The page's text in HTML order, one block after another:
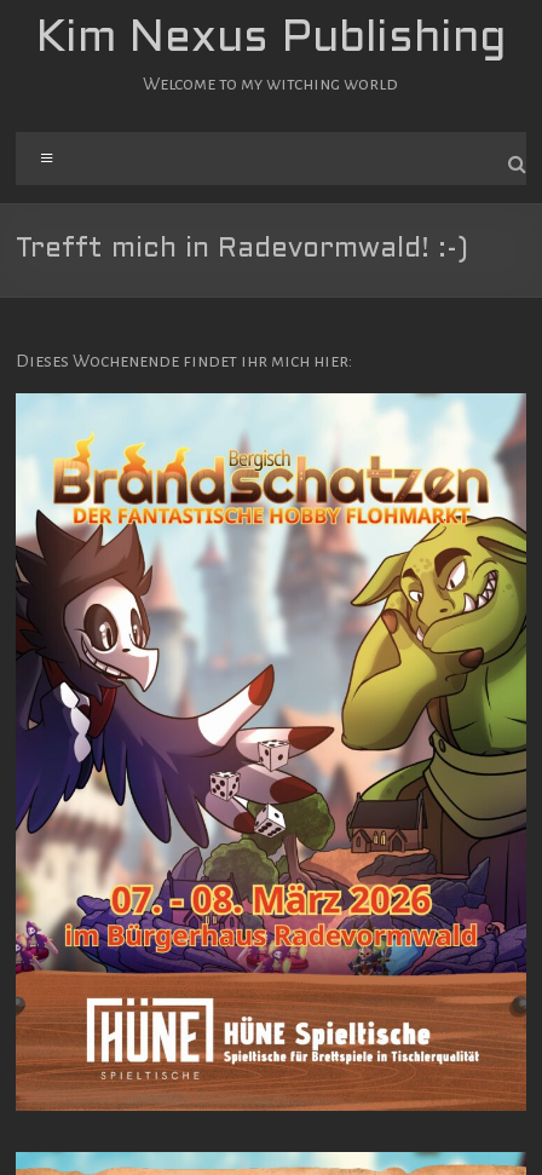
InhaltKim Nexus Publishing
Welcome to my witching world
Trefft mich in Radevormwald! :-)
Dieses Wochenende findet ihr mich hier: